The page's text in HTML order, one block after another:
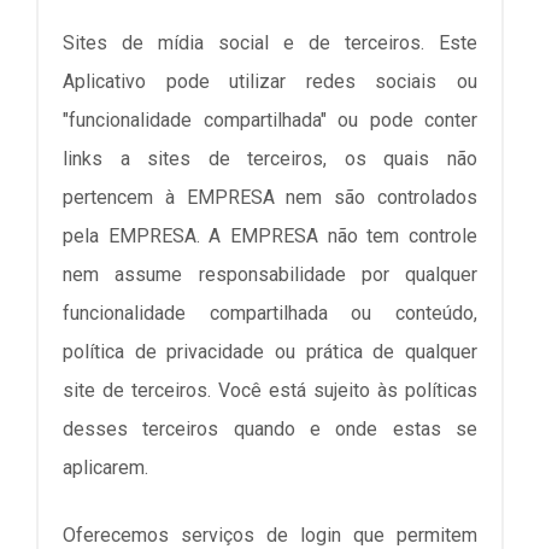
Sites de mídia social e de terceiros. Este
Aplicativo pode utilizar redes sociais ou
"funcionalidade compartilhada" ou pode conter
links a sites de terceiros, os quais não
pertencem à EMPRESA nem são controlados
pela EMPRESA. A EMPRESA não tem controle
nem assume responsabilidade por qualquer
funcionalidade compartilhada ou conteúdo,
política de privacidade ou prática de qualquer
site de terceiros. Você está sujeito às políticas
desses terceiros quando e onde estas se
aplicarem.
Oferecemos serviços de login que permitem